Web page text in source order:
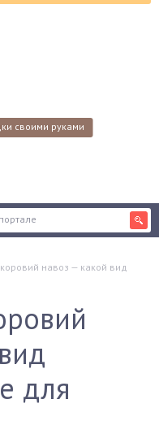
своими руками
навоз — какой вид
для